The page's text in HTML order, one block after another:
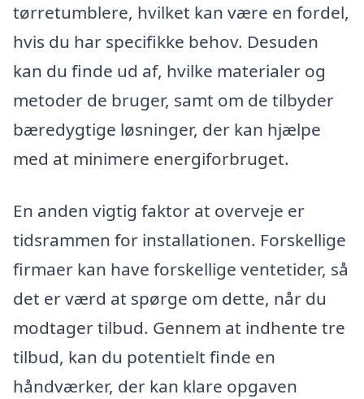
tørretumblere, hvilket kan være en fordel,
hvis du har specifikke behov. Desuden
kan du finde ud af, hvilke materialer og
metoder de bruger, samt om de tilbyder
bæredygtige løsninger, der kan hjælpe
med at minimere energiforbruget.
En anden vigtig faktor at overveje er
tidsrammen for installationen. Forskellige
firmaer kan have forskellige ventetider, så
det er værd at spørge om dette, når du
modtager tilbud. Gennem at indhente tre
tilbud, kan du potentielt finde en
håndværker, der kan klare opgaven